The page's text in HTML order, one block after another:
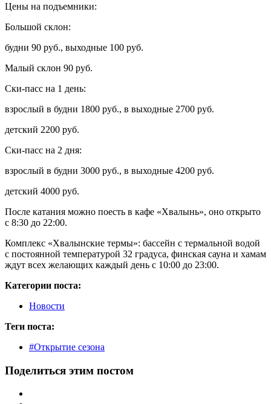
Цены на подъемники:
Большой склон:
будни 90 руб., выходные 100 руб.
Малый склон 90 руб.
Ски-пасс на 1 день:
взрослый в будни 1800 руб., в выходные 2700 руб.
детский 2200 руб.
Ски-пасс на 2 дня:
взрослый в будни 3000 руб., в выходные 4200 руб.
детский 4000 руб.
После катания можно поесть в кафе «Хвалынь», оно открыто
с 8:30 до 22:00.
Комплекс «Хвалынские термы»: бассейн с термальной водой
с постоянной температурой 32 градуса, финская сауна и хамам
ждут всех желающих каждый день с 10:00 до 23:00.
Категории поста:
Новости
Теги поста:
#Открытие сезона
Поделиться этим постом